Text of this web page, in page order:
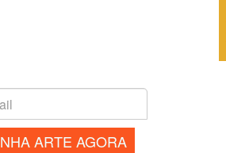
ARTE AGORA